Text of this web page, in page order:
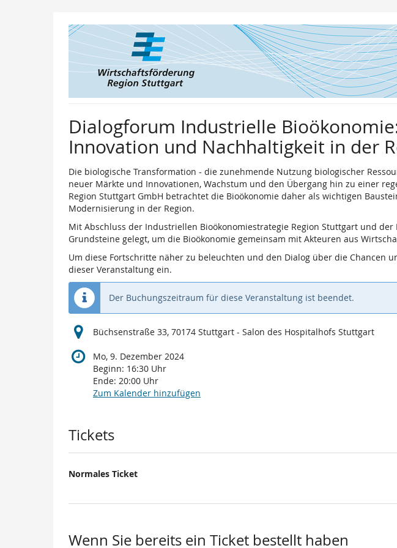
Dialogforum Industrielle
Innovation und Nachhaltigkeit in der
Die biologische Transformation - die zunehmende Nutzung biologischer
neuer Märkte und Innovationen, Wachstum und den Übergang hin zu einer
Region Stuttgart GmbH betrachtet die Bioökonomie daher als wichtigen
Modernisierung in der Region.
Mit Abschluss der Industriellen Bioökonomiestrategie Region Stuttgart und
Grundsteine gelegt, um die Bioökonomie gemeinsam mit Akteuren aus
Um diese Fortschritte näher zu beleuchten und den Dialog über die Chancen
dieser Veranstaltung ein.
Der Buchungszeitraum für diese Veranstaltung ist beendet.
Büchsenstraße 33, 70174 Stuttgart - Salon des Hospitalhofs Stuttgart
Mo, 9. Dezember 2024
Beginn: 16:30 Uhr
Ende: 20:00 Uhr
Zum Kalender hinzufügen
Produkte
Tickets
Normales Ticket
Wenn Sie bereits ein Ticket bestellt haben